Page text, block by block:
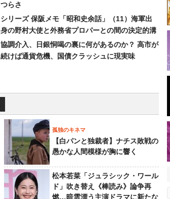
つらさ
シリーズ 保阪メモ「昭和史余話」（11）海軍出
身の野村大使と外務省プロパーとの間の決定的溝
協調介入、日銀恫喝の裏に何があるのか？ 高市が
続けば通貨危機、国債クラッシュに現実味
孤独のキネマ
【白パンと独裁者】ナチス敗戦の
愚かな人間模様が胸に響く
松本若菜「ジュラシック・ワール
ド」吹き替え《棒読み》論争再
燃…暗雲漂う主演ドラマに新たな